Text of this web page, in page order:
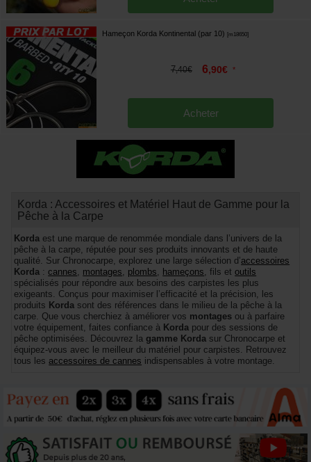
Hameçon Korda Kontinental (par 10) [m18650]
7,40€ 6,90€ *
Acheter
Korda : Accessoires et Matériel Haut de Gamme pour la
Pêche à la Carpe
Korda est une marque de renommée mondiale dans l’univers de la
pêche à la carpe, réputée pour ses produits innovants et de haute
qualité. Sur Chronocarpe, explorez une large sélection d’accessoires
Korda :cannes, montages, plombs, hameçons, fils etoutils
spécialisés pour répondre aux besoins des carpistes les plus
exigeants. Conçus pour maximiser l’efficacité et la précision, les
produits Korda sont des références dans le milieu de la pêche à la
carpe. Que vous cherchiez à améliorer vos montages ou à parfaire
votre équipement, faites confiance à Korda pour des sessions de
pêche optimisées. Découvrez la gamme Korda sur Chronocarpe et
équipez-vous avec le meilleur du matériel pour carpistes. Retrouvez
tous lesaccessoires de cannes indispensables à votre montage.